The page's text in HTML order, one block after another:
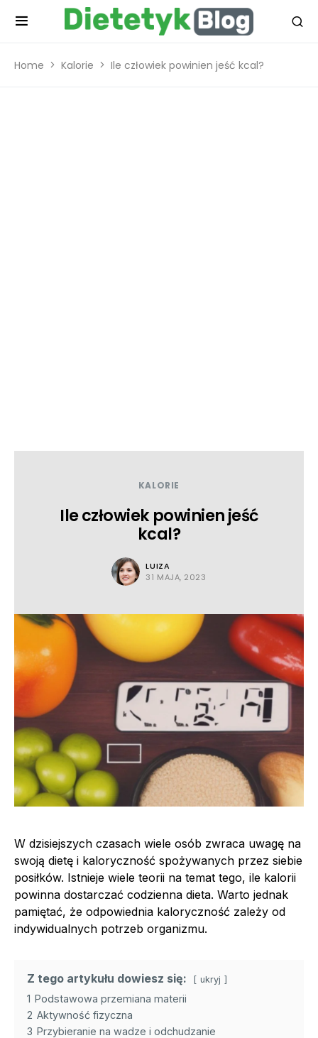
Home Kalorie Ile człowiek powinien jeść kcal?
KALORIE
Ile człowiek powinien jeść
kcal?
LUIZA
31 MAJA, 2023
W dzisiejszych czasach wiele osób zwraca uwagę na
swoją dietę i kaloryczność spożywanych przez siebie
posiłków. Istnieje wiele teorii na temat tego, ile kalorii
powinna dostarczać codzienna dieta. Warto jednak
pamiętać, że odpowiednia kaloryczność zależy od
indywidualnych potrzeb organizmu.
Z tego artykułu dowiesz się: ukryj
1 Podstawowa przemiana materii
2 Aktywność fizyczna
3 Przybieranie na wadze i odchudzanie